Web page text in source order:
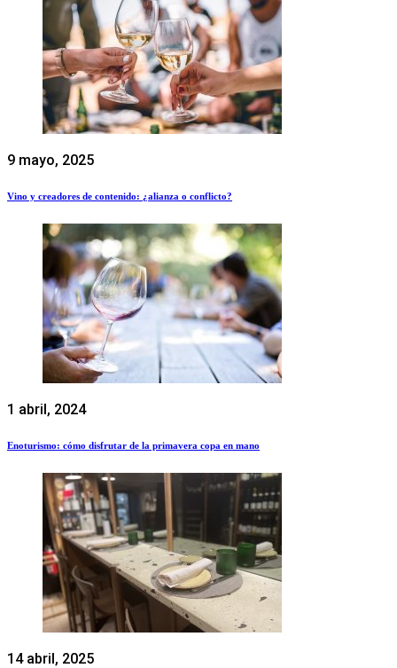
9 mayo, 2025
Vino y creadores de contenido: ¿alianza o conflicto?
1 abril, 2024
Enoturismo: cómo disfrutar de la primavera copa en mano
14 abril, 2025